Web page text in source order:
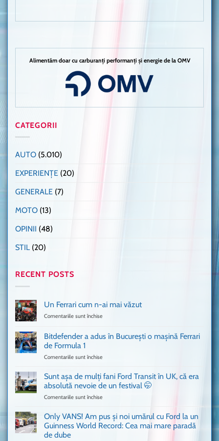
Alimentăm doar cu carburanți performanți și energie de la OMV
CATEGORII
AUTO (5.010)
EXPERIENȚE (20)
GENERALE (7)
MOTO (13)
OPINII (48)
STIL (20)
RECENT POSTS
Un Ferrari cum n-ai mai văzut
Comentariile sunt închise
Ferrari
cum
văzut
Bitdefender a adus în București o mașină Ferrari
de Formula 1
Comentariile sunt închise
a
adus
în
mașină
Ferrari
Sunt așa de mulți fani Ford Transit în UK, că era
absolută nevoie de un festival 🤭
Comentariile sunt închise
de
mulți
Only VANS! Am pus și noi umărul cu Ford la un
Guinness World Record: Cea mai mare paradă
de dube